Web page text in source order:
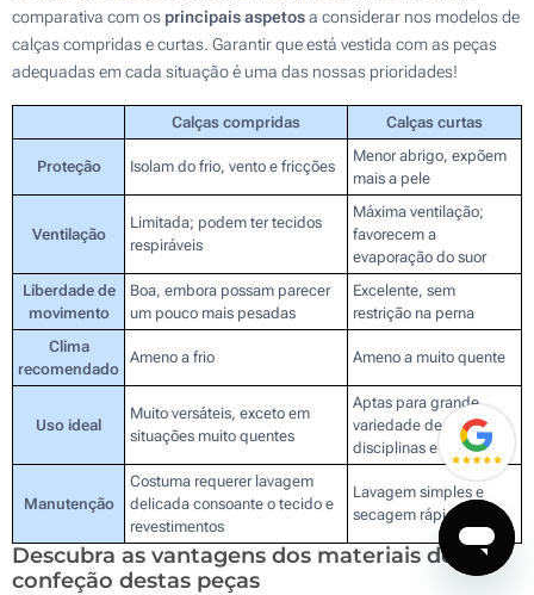
comparativa com os principais aspetosa considerar nos modelos de
calças compridas e curtas. Garantir que está vestida com as peças
adequadas em cada situação é uma das nossas prioridades!
Calças compridas Calças curtas
Proteção Isolam do frio, vento e fricções
Menor abrigo, expõem
mais a pele
Ventilação
Limitada; podem ter tecidos
respiráveis
Máxima ventilação;
favorecem a
evaporação do suor
Liberdade de
movimento
Boa, embora possam parecer
um pouco mais pesadas
Excelente, sem
restrição na perna
Clima
recomendado
Ameno a frio Ameno a muito quente
Uso ideal
Muito versáteis, exceto em
situações muito quentes
Aptas para grande
variedade de
disciplinas e exercícios
Manutenção
Costuma requerer lavagem
delicada consoante o tecido e
revestimentos
Lavagem simples e
secagem rápida
Descubra as vantagens dos materiais de
confeção destas peças